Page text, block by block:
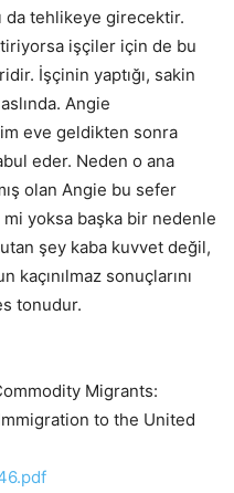
da tehlikeye girecektir.
işçiler için de bu
İşçinin yaptığı, sakin
Angie
eve geldikten sonra
eder. Neden o ana
olan Angie bu sefer
mi yoksa başka bir nedenle
şey kaba kuvvet değil,
kaçınılmaz sonuçlarını
tonudur.
Migrants:
to the United